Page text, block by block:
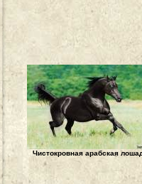
Чистокровная арабская